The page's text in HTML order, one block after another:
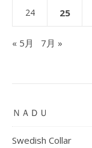
24 25
« 5月 7月 »
ＮＡＤＵ
Swedish Collar